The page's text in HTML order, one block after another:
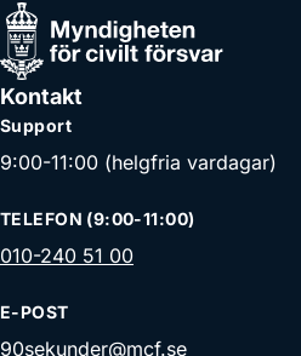
Kontakt
Support
9:00-11:00 (helgfria vardagar)
TELEFON (9:00-11:00)
010-240 51 00
E-POST
90sekunder@mcf.se